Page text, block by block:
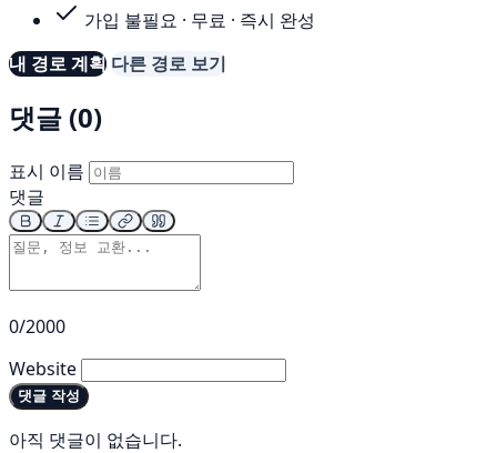
가입 불필요 · 무료 · 즉시 완성
내 경로 계획 다른 경로 보기
댓글 (0)
표시 이름
댓글
0/2000
Website
댓글 작성
아직 댓글이 없습니다.